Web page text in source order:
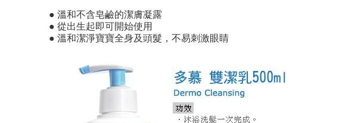
● 溫和不含皂鹼的潔膚凝露
● 從出生起即可開始使用
● 溫和潔淨寶寶全身及頭髮，不易刺激眼睛